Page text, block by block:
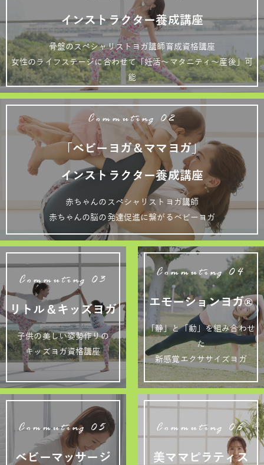
インストラクター養成講座
骨盤のスペシャリストヨガ講師育成資格講座
女性のライフステージに合わせて「妊活～マタニティ～産後」可
能
Commuting 02
「ベビーヨガ＆ママヨガ」
インストラクター養成講座
赤ちゃんのスペシャリストヨガ講師
赤ちゃんの脳の発達促進に繋がるベビーヨガ
Commuting 03
リトル＆キッズヨガ
子供の美しい姿勢作りの
キッズヨガ資格講座
Commuting 04
エモーションヨガ®
「静」と「動」を組み合わせ
た
新感覚エクササイズヨガ
Commuting 05
ベビーマッサージ
Commuting 06
美ママピラティス